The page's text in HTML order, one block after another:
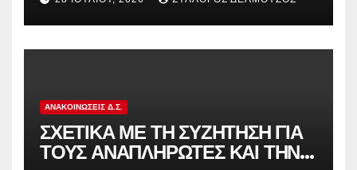
ΑΝΑΚΟΙΝΏΣΕΙΣ Δ.Σ.
ΣΧΕΤΙΚΑ ΜΕ ΤΗ ΣΥΖΗΤΗΣΗ ΓΙΑ
ΤΟΥΣ ΑΝΑΠΛΗΡΩΤΕΣ ΚΑΙ ΤΗΝ